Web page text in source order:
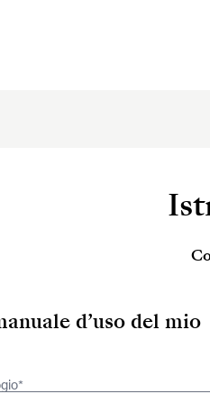
d’uso del mio